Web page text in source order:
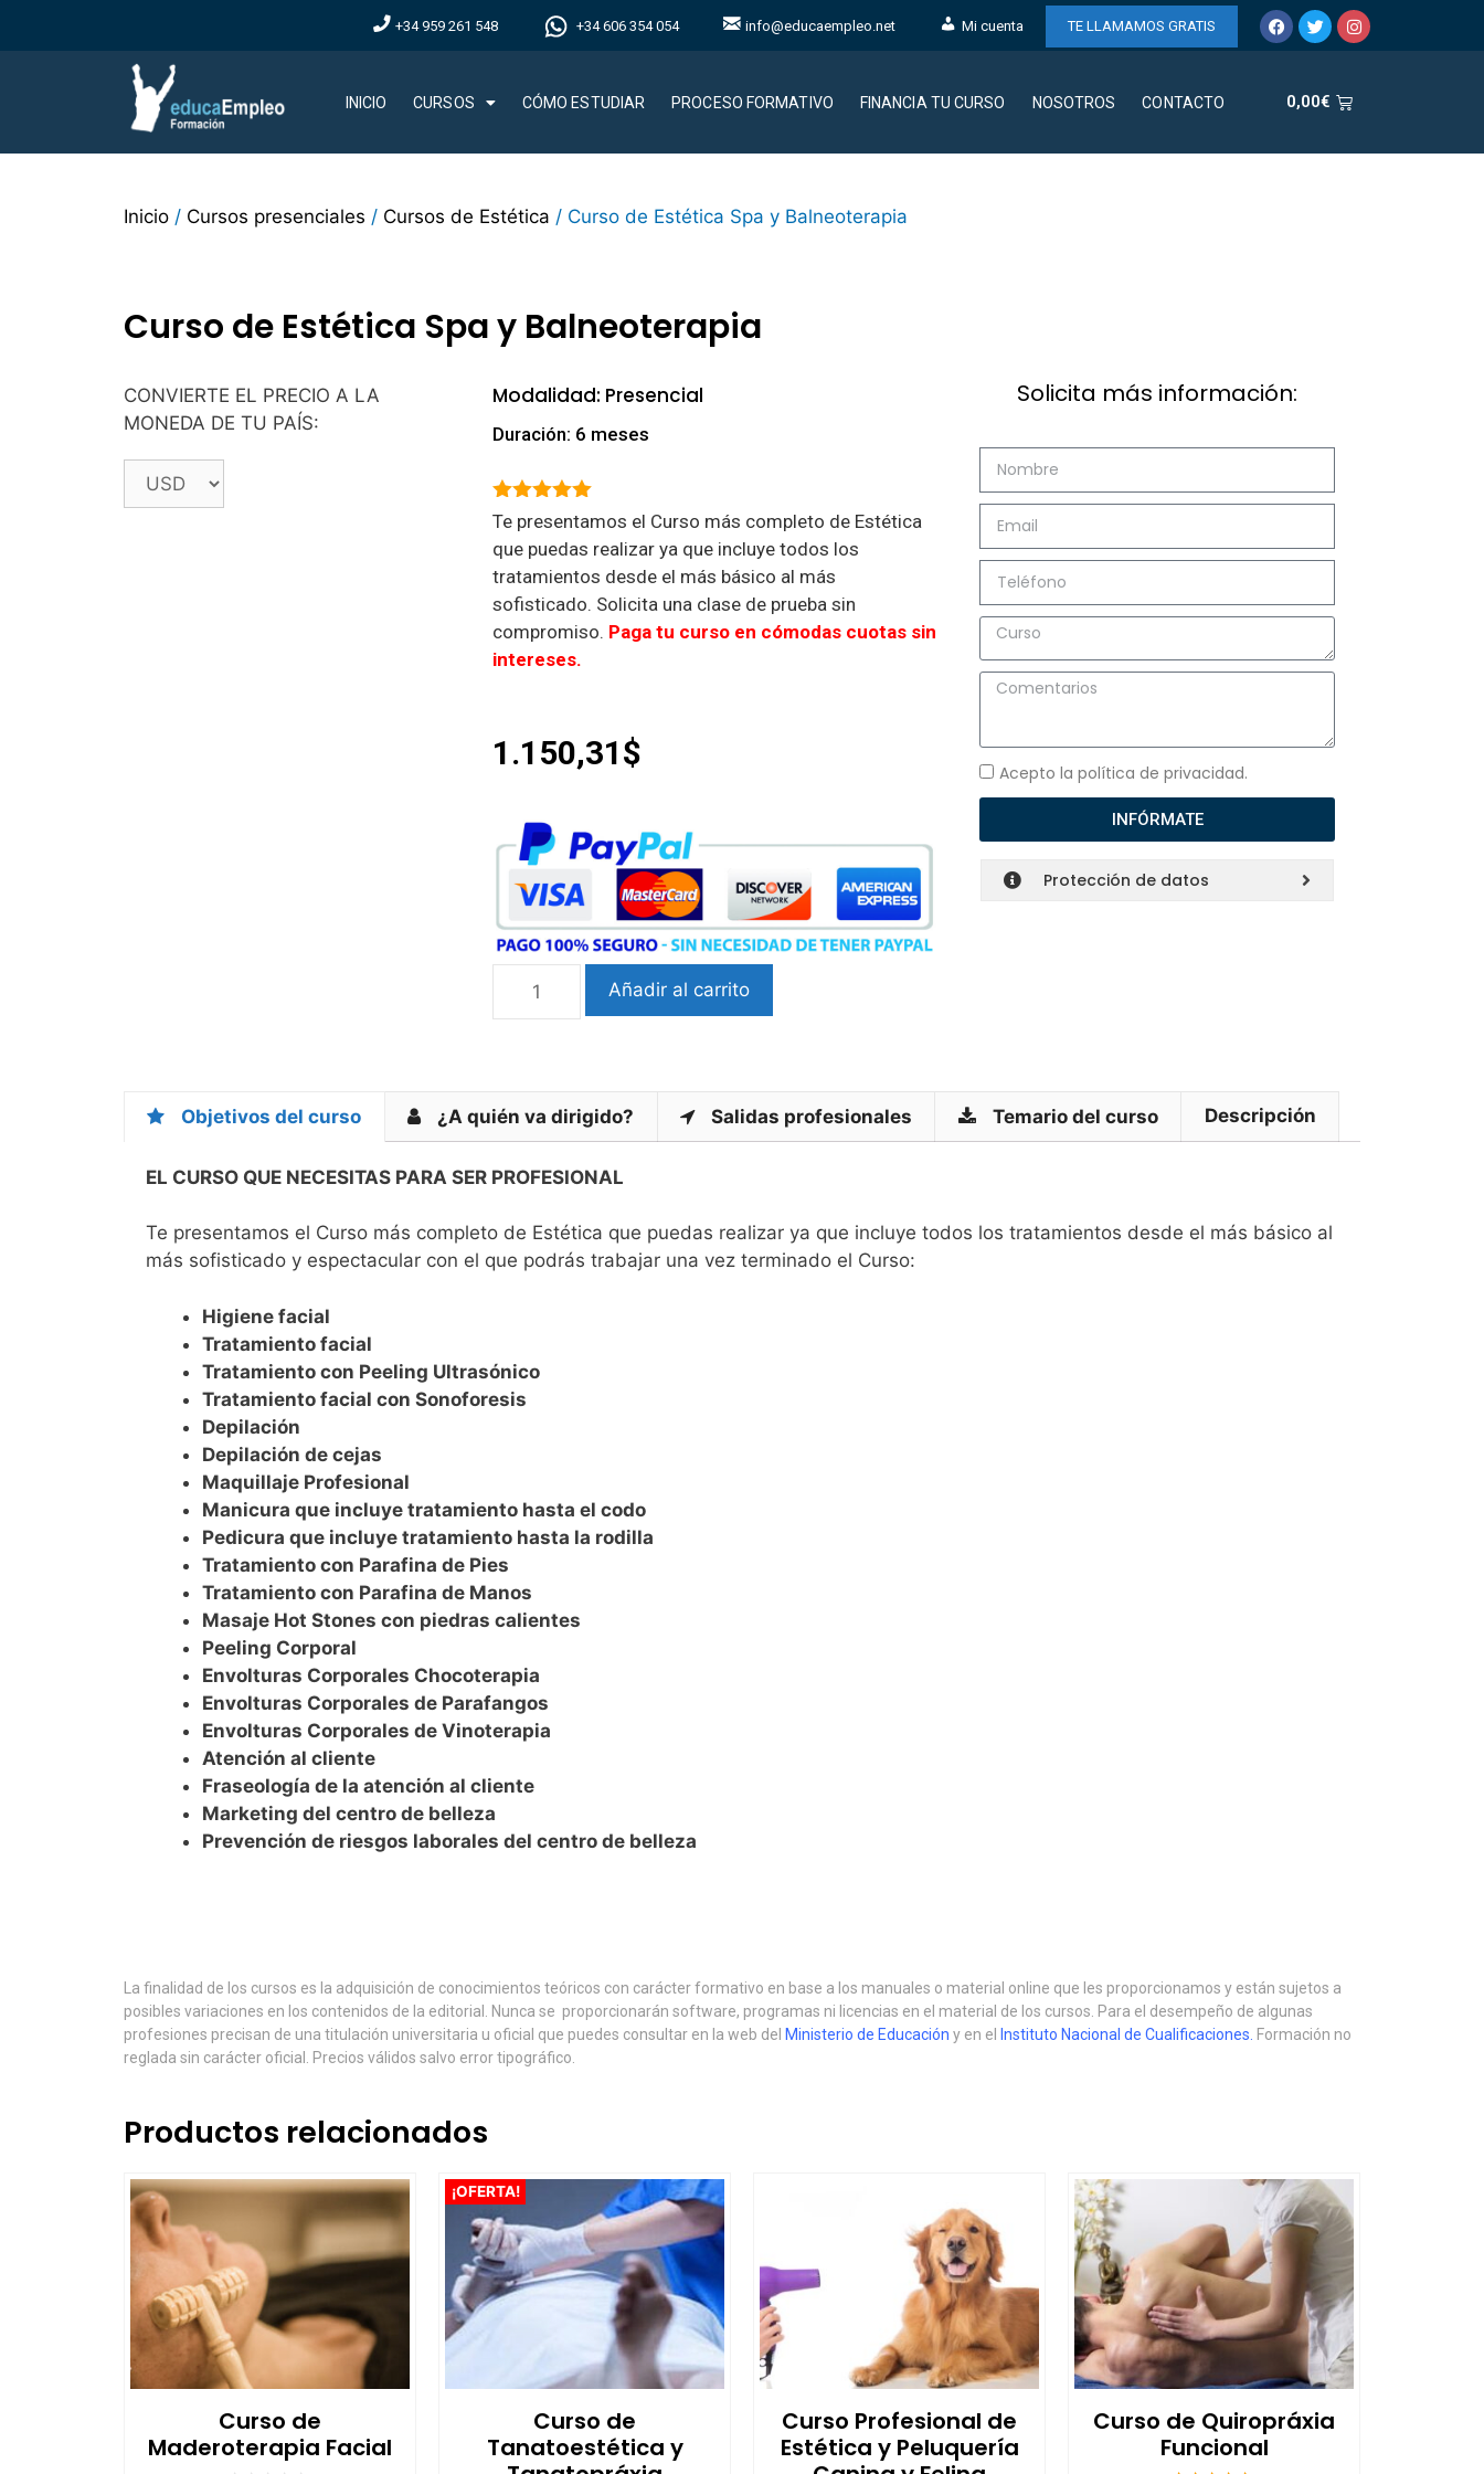
+34 959 261 548 +34 606 354 054 info@educaempleo.net Mi cuenta TE LLAMAMOS GRATIS
INICIO CURSOS CÓMO ESTUDIAR PROCESO FORMATIVO FINANCIA TU CURSO NOSOTROS CONTACTO 0,00€
Inicio / Cursos presenciales / Cursos de Estética / Curso de Estética Spa y Balneoterapia
Curso de Estética Spa y Balneoterapia
CONVIERTE EL PRECIO A LA
MONEDA DE TU PAÍS:
Modalidad: Presencial
Duración: 6 meses
5.00de 5
Te presentamos el Curso más completo de Estética
que puedas realizar ya que incluye todos los
tratamientos desde el más básico al más
sofisticado. Solicita una clase de prueba sin
compromiso. Paga tu curso en cómodas cuotas sin
intereses.
1.150,31$
Añadir al carrito
Solicita más información:
Acepto la política de privacidad.
INFÓRMATE
Protección de datos
Objetivos del curso ¿A quién va dirigido? Salidas profesionales Temario del curso Descripción
EL CURSO QUE NECESITAS PARA SER PROFESIONAL
Te presentamos el Curso más completo de Estética que puedas realizar ya que incluye todos los tratamientos desde el más básico al
más sofisticado y espectacular con el que podrás trabajar una vez terminado el Curso:
Higiene facial
Tratamiento facial
Tratamiento con Peeling Ultrasónico
Tratamiento facial con Sonoforesis
Depilación
Depilación de cejas
Maquillaje Profesional
Manicura que incluye tratamiento hasta el codo
Pedicura que incluye tratamiento hasta la rodilla
Tratamiento con Parafina de Pies
Tratamiento con Parafina de Manos
Masaje Hot Stones con piedras calientes
Peeling Corporal
Envolturas Corporales Chocoterapia
Envolturas Corporales de Parafangos
Envolturas Corporales de Vinoterapia
Atención al cliente
Fraseología de la atención al cliente
Marketing del centro de belleza
Prevención de riesgos laborales del centro de belleza
La finalidad de los cursos es la adquisición de conocimientos teóricos con carácter formativo en base a los manuales o material online que les proporcionamos y están sujetos a
posibles variaciones en los contenidos de la editorial. Nunca se proporcionarán software, programas ni licencias en el material de los cursos. Para el desempeño de algunas
profesiones precisan de una titulación universitaria u oficial que puedes consultar en la web del Ministerio de Educación y en el Instituto Nacional de Cualificaciones. Formación no
reglada sin carácter oficial. Precios válidos salvo error tipográfico.
Productos relacionados
Curso de
Maderoterapia Facial
¡OFERTA!
Curso de
Tanatoestética y
Curso Profesional de
Estética y Peluquería
Curso de Quiropráxia
Funcional